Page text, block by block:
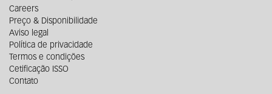
Careers
Preço & Disponibilidade
Aviso legal
Política de privacidade
Termos e condições
Cetificação ISSO
Contato